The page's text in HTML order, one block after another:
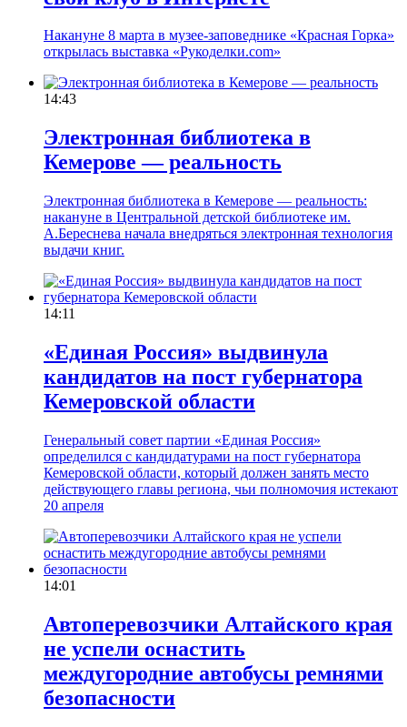
Накануне 8 марта в музее-заповеднике «Красная Горка»
открылась выставка «Рукоделки.com»
14:43
Электронная библиотека в
Кемерове — реальность
Электронная библиотека в Кемерове — реальность:
накануне в Центральной детской библиотеке им.
А.Береснева начала внедряться электронная технология
выдачи книг.
14:11
«Единая Россия» выдвинула
кандидатов на пост губернатора
Кемеровской области
Генеральный совет партии «Единая Россия»
определился с кандидатурами на пост губернатора
Кемеровской области, который должен занять место
действующего главы региона, чьи полномочия истекают
20 апреля
14:01
Автоперевозчики Алтайского края
не успели оснастить
междугородние автобусы ремнями
безопасности